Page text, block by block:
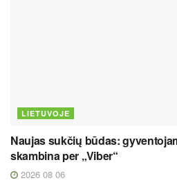
LIETUVOJE
Naujas sukčių būdas:
skambina per „Viber“
2026 08 06